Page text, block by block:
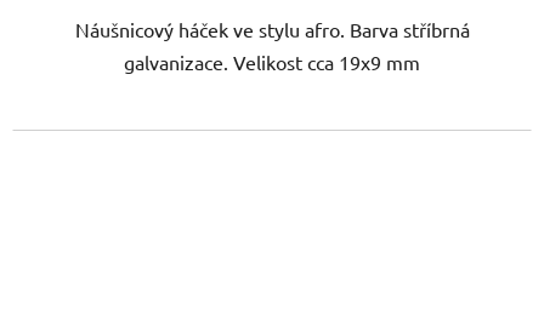
Náušnicový háček ve stylu afro. Barva stříbrná
galvanizace. Velikost cca 19x9 mm